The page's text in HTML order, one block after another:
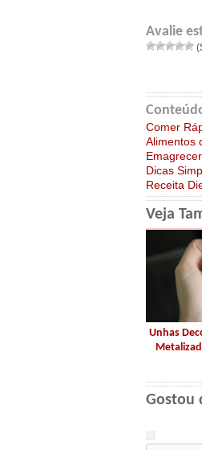
Avalie
Comer
Alimentos
Dicas
Receita
Veja
Unhas
Gostou